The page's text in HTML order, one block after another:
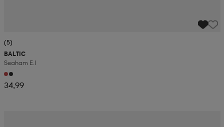
(5)
BALTIC
Seaham E.i
34,99